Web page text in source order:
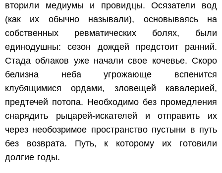
вторили медиумы и провидцы. Осязатели вод
(как их обычно называли), основываясь на
собственных ревматических болях, были
единодушны: сезон дождей предстоит ранний.
Стада облаков уже начали свое кочевье. Скоро
белизна неба угрожающе вспенится
клубящимися ордами, зловещей кавалерией,
предтечей потопа. Необходимо без промедления
снарядить рыцарей-искателей и отправить их
через необозримое пространство пустыни в путь
без возврата. Путь, к которому их готовили
долгие годы.